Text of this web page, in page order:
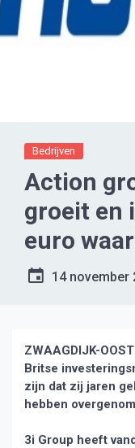
Bedrijven
Action
groeit en
euro
14 november
ZWAAGDIJK-
Britse
zijn dat zij jaren
hebben
3i Group heeft